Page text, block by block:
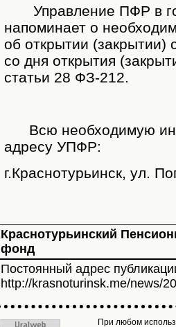
Управление ПФР в
напоминает о
об открытии (закрытии)
со дня открытия
статьи 28 ФЗ-212.
Всю необходимую
адресу УПФР:
г.Краснотурьинск, ул.
Краснотурьинский
фонд
Постоянный адрес
http://krasnoturinsk.me/news/
При любом